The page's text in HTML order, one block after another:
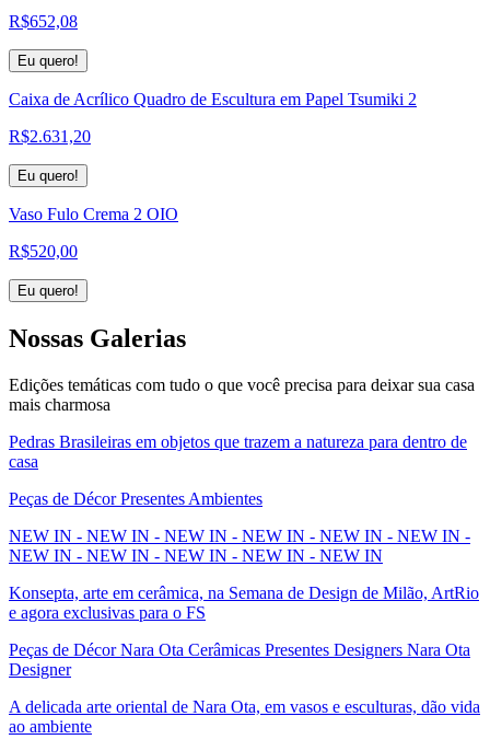
R$652,08
Eu quero!
Caixa de Acrílico Quadro de Escultura em Papel Tsumiki 2
R$2.631,20
Eu quero!
Vaso Fulo Crema 2 OIO
R$520,00
Eu quero!
Nossas Galerias
Edições temáticas com tudo o que você precisa para deixar sua casa
mais charmosa
Pedras Brasileiras em objetos que trazem a natureza para dentro de
casa
Peças de Décor Presentes Ambientes
NEW IN - NEW IN - NEW IN - NEW IN - NEW IN - NEW IN -
NEW IN - NEW IN - NEW IN - NEW IN - NEW IN
Konsepta, arte em cerâmica, na Semana de Design de Milão, ArtRio
e agora exclusivas para o FS
Peças de Décor Nara Ota Cerâmicas Presentes Designers Nara Ota
Designer
A delicada arte oriental de Nara Ota, em vasos e esculturas, dão vida
ao ambiente